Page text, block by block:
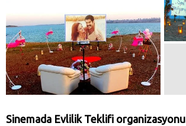
Sinemada Evlilik Teklifi organizasyonu